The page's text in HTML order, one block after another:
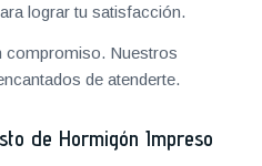
lograr tu satisfacción.
compromiso. Nuestros
de atenderte.
de Hormigón Impreso